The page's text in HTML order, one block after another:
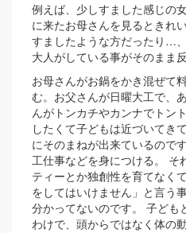
例えば、少しすました感じの
に来たお母さんを見るときれ
すましたような方だったり…
大人がしている事がそのまま
お母さんがお鍋をかき混ぜて
む。お父さんが日曜大工で、
んがトンカチやカンナでトン
したくて子どもは近づいてき
にそのまねが出来ているので
工仕事などを身につける。 そ
ティーとか独創性を育てなく
をしてはいけません」と言う
分かってないのです。 子ども
わけで、頭からではなく体の